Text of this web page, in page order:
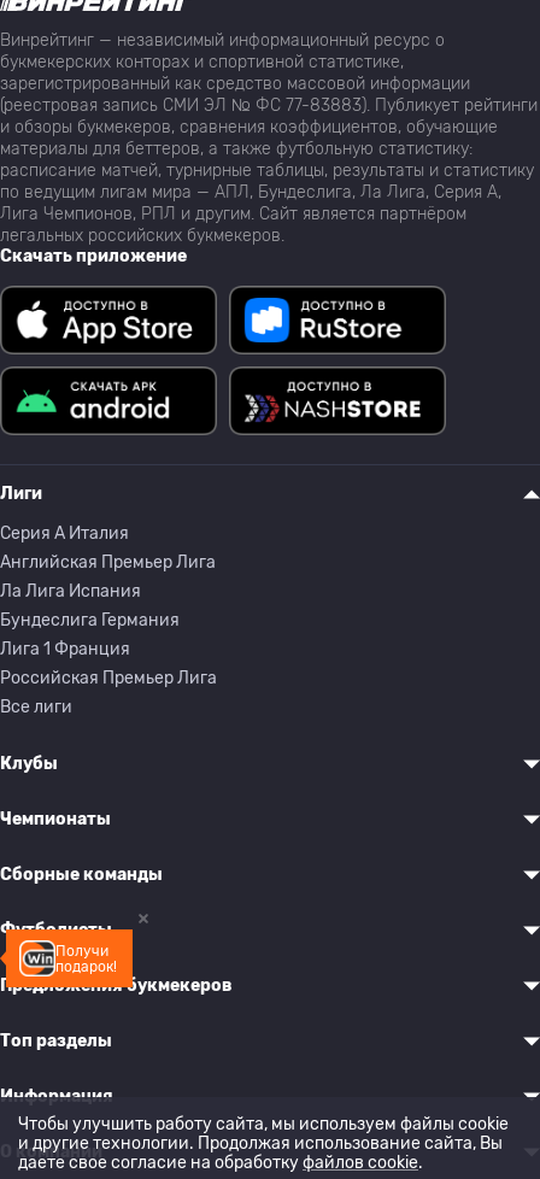
Получи
подарок!
Винрейтинг — независимый информационный ресурс о
букмекерских конторах и спортивной статистике,
зарегистрированный как средство массовой информации
(реестровая запись СМИ ЭЛ № ФС 77-83883). Публикует рейтинги
и обзоры букмекеров, сравнения коэффициентов, обучающие
материалы для беттеров, а также футбольную статистику:
расписание матчей, турнирные таблицы, результаты и статистику
по ведущим лигам мира — АПЛ, Бундеслига, Ла Лига, Серия А,
Лига Чемпионов, РПЛ и другим. Сайт является партнёром
легальных российских букмекеров.
Скачать приложение
Лиги
Серия A Италия
Английская Премьер Лига
Ла Лига Испания
Бундеслига Германия
Лига 1 Франция
Российская Премьер Лига
Все лиги
Клубы
Чемпионаты
Сборные команды
Футболисты
Предложения букмекеров
Топ разделы
Информация
О компании
Чтобы улучшить работу сайта, мы используем файлы cookie
и другие технологии. Продолжая использование сайта, Вы
даете свое согласие на обработкуфайлов cookie.